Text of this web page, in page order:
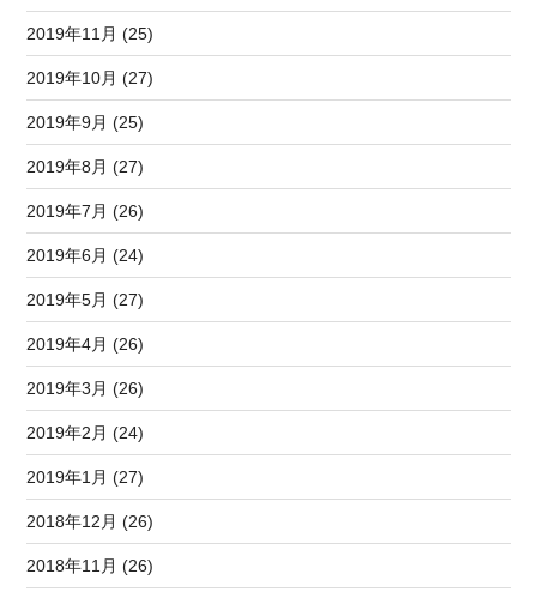
2019年11月 (25)
2019年10月 (27)
2019年9月 (25)
2019年8月 (27)
2019年7月 (26)
2019年6月 (24)
2019年5月 (27)
2019年4月 (26)
2019年3月 (26)
2019年2月 (24)
2019年1月 (27)
2018年12月 (26)
2018年11月 (26)